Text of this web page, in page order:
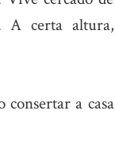
A certa altura,
a casa